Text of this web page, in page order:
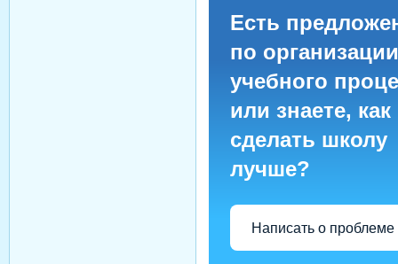
Есть
по организации
учебного
или знаете, как
сделать школу
лучше?
Написать о проблеме